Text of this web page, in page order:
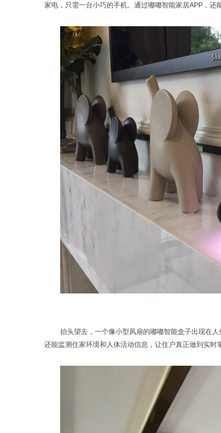
家电，只需一台小巧的手机。通过嘟嘟智能家居APP，还
抬头望去，一个像小型风扇的嘟嘟智能盒子出现在
还能监测住家环境和人体活动信息，让住户真正做到实时